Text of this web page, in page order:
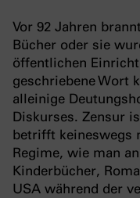
Vor 92 Jahren
Bücher oder sie
öffentlichen
geschriebene Wort
alleinige
Diskurses. Zensur
betrifft keineswegs
Regime, wie man
Kinderbücher,
USA während der